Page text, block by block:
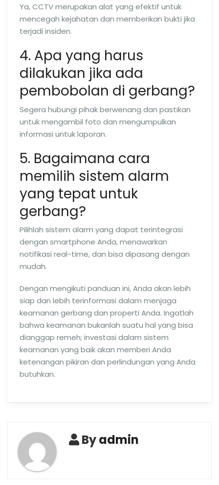
Ya, CCTV merupakan alat yang efektif untuk
mencegah kejahatan dan memberikan bukti jika
terjadi insiden.
4. Apa yang harus
dilakukan jika ada
pembobolan di gerbang?
Segera hubungi pihak berwenang dan pastikan
untuk mengambil foto dan mengumpulkan
informasi untuk laporan.
5. Bagaimana cara
memilih sistem alarm
yang tepat untuk
gerbang?
Pilihlah sistem alarm yang dapat terintegrasi
dengan smartphone Anda, menawarkan
notifikasi real-time, dan bisa dipasang dengan
mudah.
Dengan mengikuti panduan ini, Anda akan lebih
siap dan lebih terinformasi dalam menjaga
keamanan gerbang dan properti Anda. Ingatlah
bahwa keamanan bukanlah suatu hal yang bisa
dianggap remeh; investasi dalam sistem
keamanan yang baik akan memberi Anda
ketenangan pikiran dan perlindungan yang Anda
butuhkan.
Byadmin